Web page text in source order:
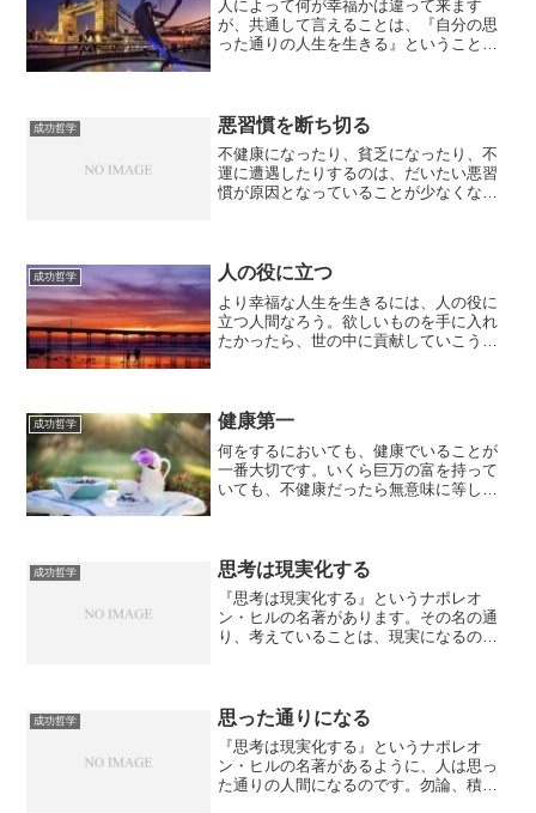
人によって何が幸福かは違って来ます
が、共通して言えることは、『自分の思
った通りの人生を生きる』ということで
でしょう。だから、多くの人...
成功哲学 悪習慣を断ち切る
不健康になったり、貧乏になったり、不
運に遭遇したりするのは、だいたい悪習
慣が原因となっていることが少なくな
れて、病気になるケースが多...
成功哲学 人の役に立つ
より幸福な人生を生きるには、人の役に
立つ人間なろう。欲しいものを手に入れ
たかったら、世の中に貢献していこう。
分でお店をやっている人は...
成功哲学 健康第一
何をするにおいても、健康でいることが
一番大切です。いくら巨万の富を持って
いても、不健康だったら無意味に等し
成功したとしても、喜びを表...
成功哲学 思考は現実化する
『思考は現実化する』というナポレオ
ン・ヒルの名著があります。その名の通
り、考えていることは、現実になるので
するとは限りませんが、経験...
成功哲学 思った通りになる
『思考は現実化する』というナポレオ
ン・ヒルの名著があるように、人は思っ
た通りの人間になるのです。勿論、積極